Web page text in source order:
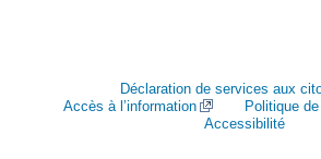
Déclaration de services aux
Accès à l’information
Politique
Accessibilité